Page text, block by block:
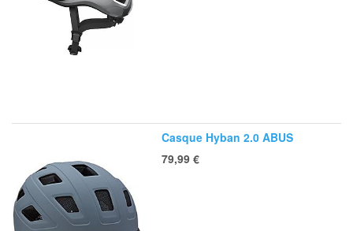
Casque Hyban 2.0 ABUS
79,99 €